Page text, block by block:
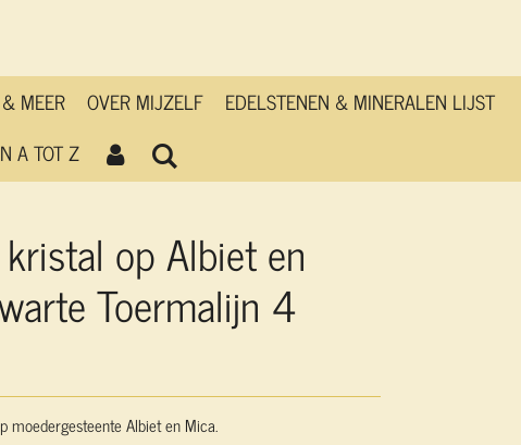
MEER OVER MIJZELF
EDELSTENEN & MINERALEN LIJST
A TOT Z
op Albiet en
Toermalijn 4
moedergesteente Albiet en Mica.